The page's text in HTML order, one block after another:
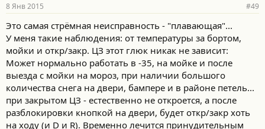
н
с
т
и
8 Янв 2015 #49
Это самая стрёмная неисправность - "плавающая"...
У меня такие наблюдения: от температуры за бортом,
мойки и откр/закр. ЦЗ этот глюк никак не зависит:
Может нормально работать в -35, на мойке и после
выезда с мойки на мороз, при наличии большого
количества снега на двери, бампере и в районе петель...
при закрытом ЦЗ - естественно не откроется, а после
разблокировки кнопкой на двери, будет откр/закр хоть
на ходу (и D и R). Временно лечится принудительным